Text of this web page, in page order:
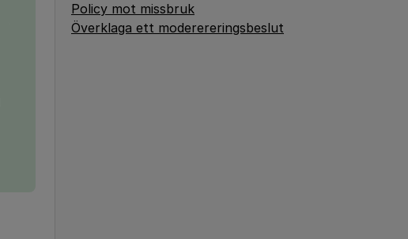
Policy mot missbruk
Överklaga ett moderereringsbeslut